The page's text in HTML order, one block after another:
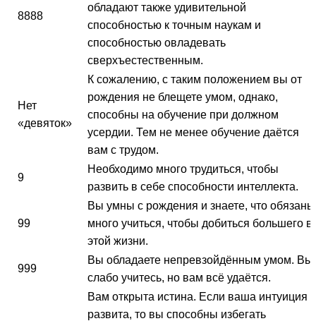
8888
обладают также удивительной
способностью к точным наукам и
способностью овладевать
сверхъестественным.
Нет
«девяток»
К сожалению, с таким положением вы от
рождения не блещете умом, однако,
способны на обучение при должном
усердии. Тем не менее обучение даётся
вам с трудом.
9
Необходимо много трудиться, чтобы
развить в себе способности интеллекта.
99
Вы умны с рождения и знаете, что обязаны
много учиться, чтобы добиться большего в
этой жизни.
999
Вы обладаете непревзойдённым умом. Вы
слабо учитесь, но вам всё удаётся.
Вам открыта истина. Если ваша интуиция
развита, то вы способны избегать